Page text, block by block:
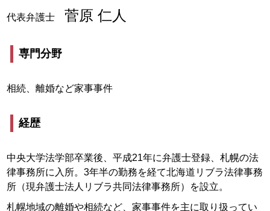
代表弁護士 菅原 仁人
専門分野
相続、離婚など家事事件
経歴
中央大学法学部卒業後、平成21年に弁護士登録、札幌の法
律事務所に入所。3年半の勤務を経て北海道リブラ法律事務
所（現弁護士法人リブラ共同法律事務所）を設立。
札幌地域の離婚や相続など、家事事件を主に取り扱ってい